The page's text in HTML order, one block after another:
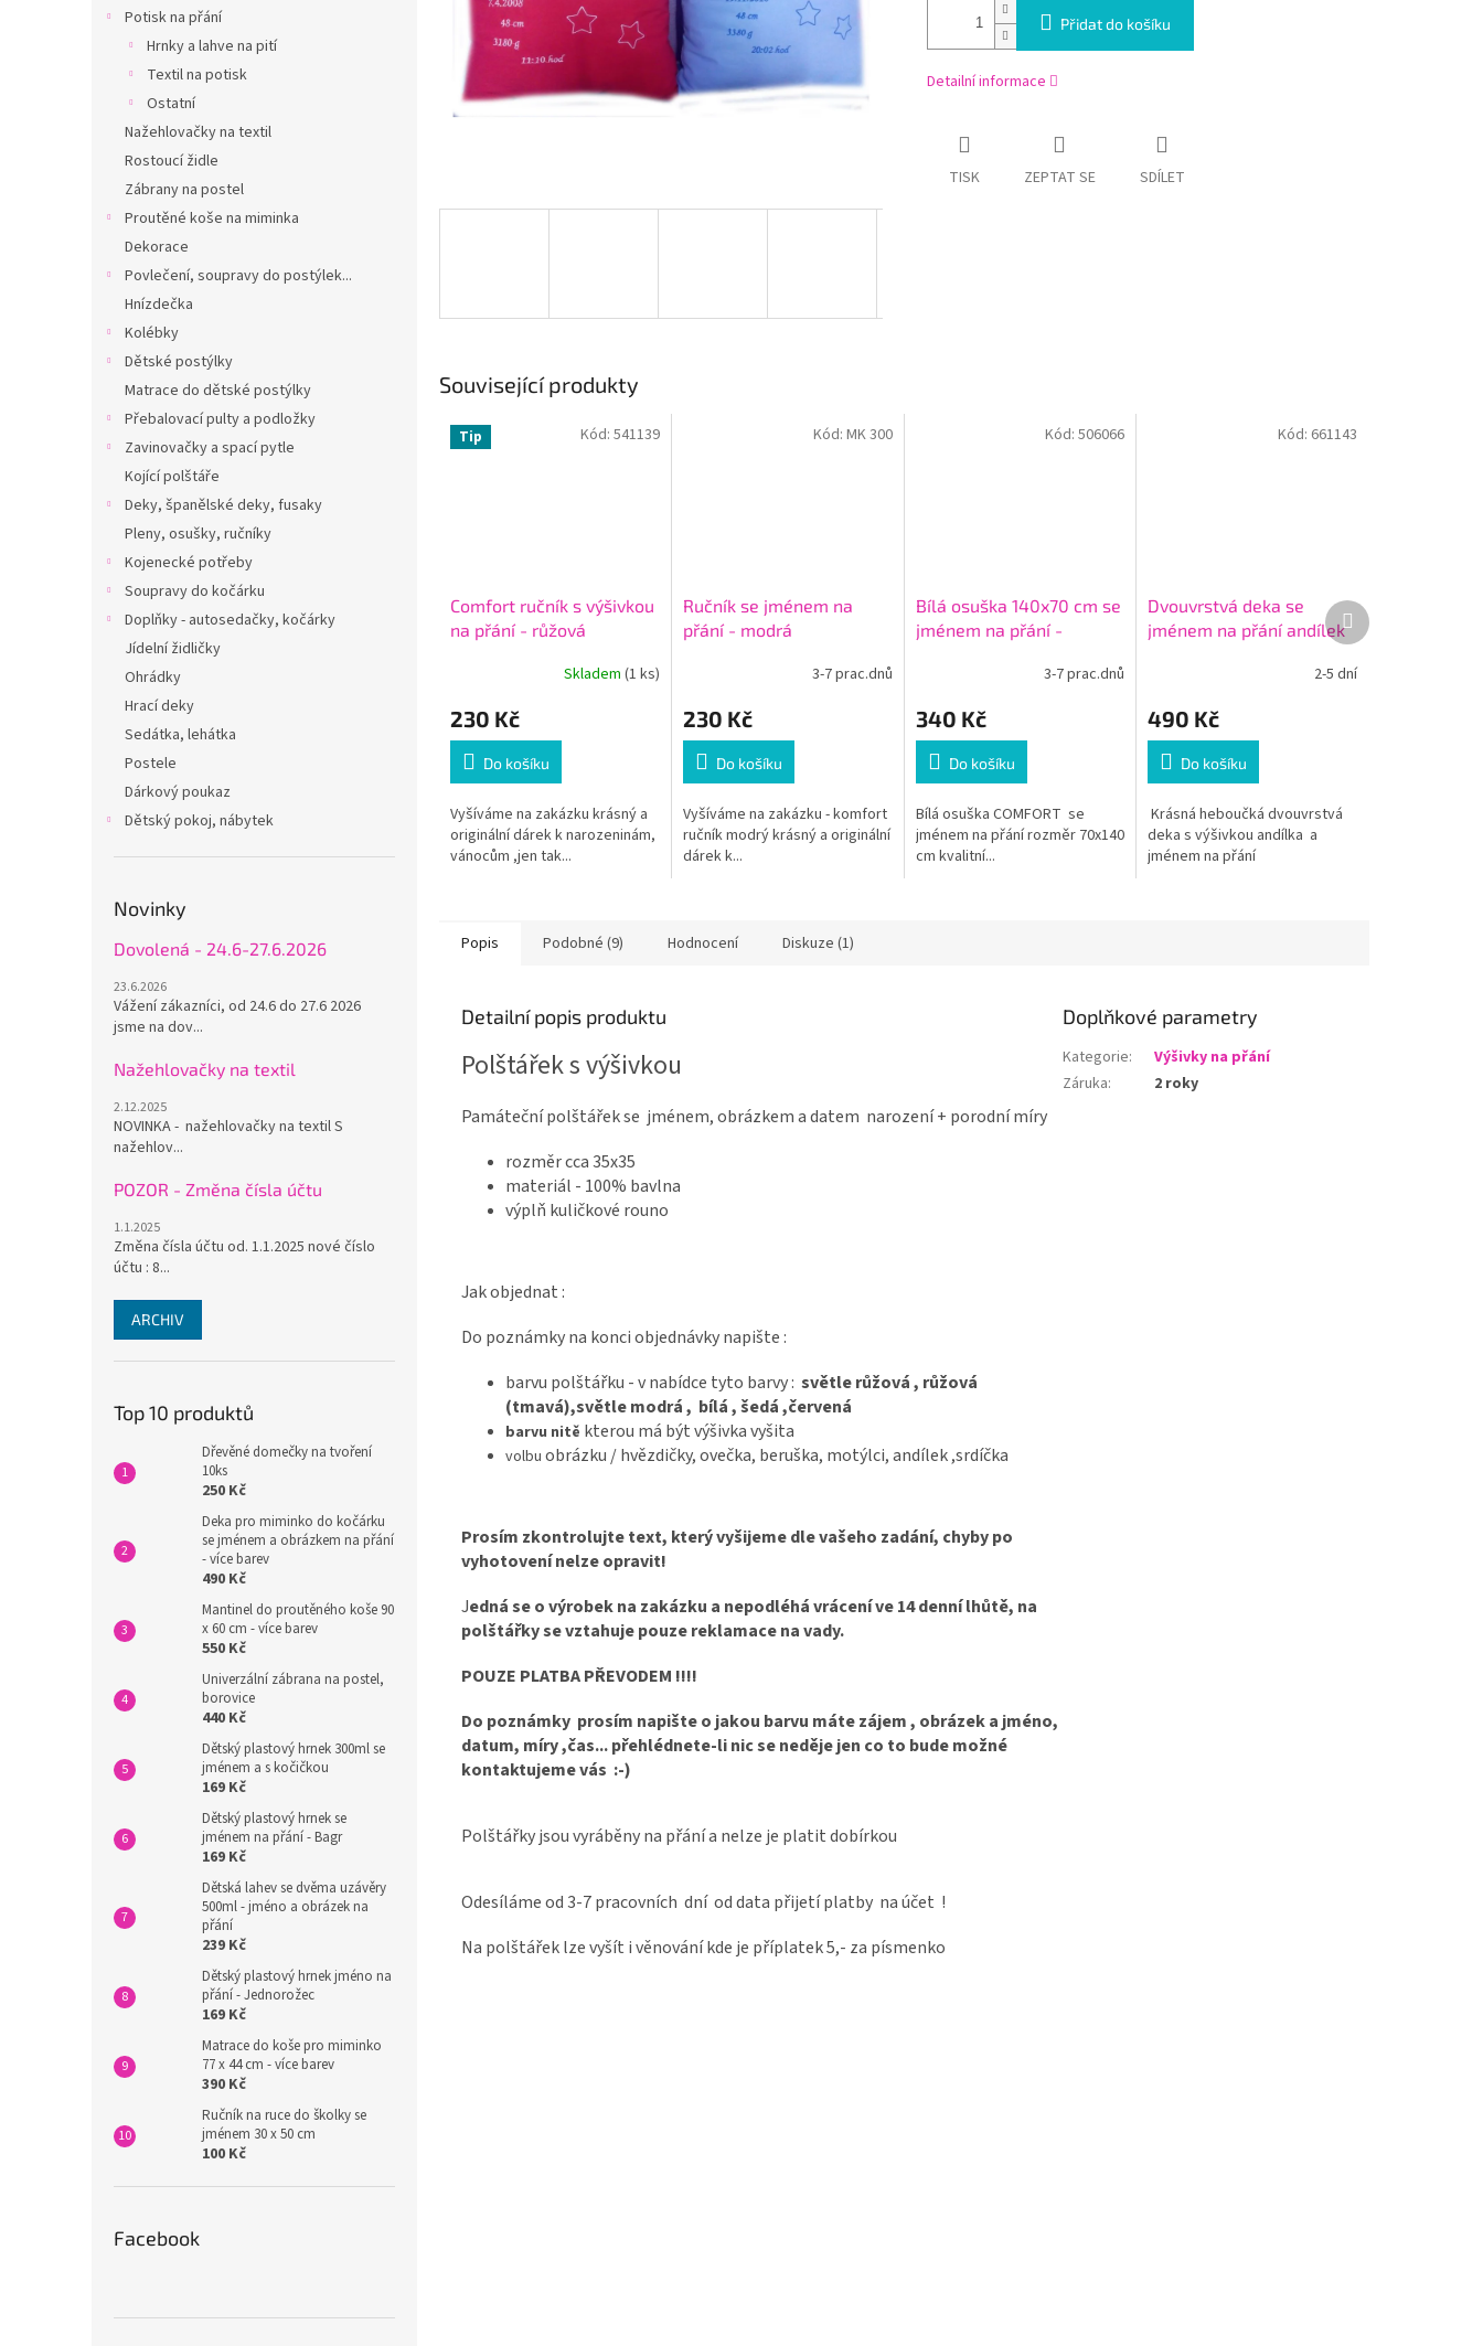
Potisk na přání
Hrnky a lahve na pití
Textil na potisk
Ostatní
Nažehlovačky na textil
Rostoucí židle
Zábrany na postel
Proutěné koše na miminka
Dekorace
Povlečení, soupravy do postýlek...
Hnízdečka
Kolébky
Dětské postýlky
Matrace do dětské postýlky
Přebalovací pulty a podložky
Zavinovačky a spací pytle
Kojící polštáře
Deky, španělské deky, fusaky
Pleny, osušky, ručníky
Kojenecké potřeby
Soupravy do kočárku
Doplňky - autosedačky, kočárky
Jídelní židličky
Ohrádky
Hrací deky
Sedátka, lehátka
Postele
Dárkový poukaz
Dětský pokoj, nábytek
Novinky
Dovolená - 24.6-27.6.2026
23.6.2026
Vážení zákazníci, od 24.6 do 27.6 2026
jsme na dov...
Nažehlovačky na textil
2.12.2025
NOVINKA - nažehlovačky na textil S
nažehlov...
POZOR - Změna čísla účtu
1.1.2025
Změna čísla účtu od. 1.1.2025 nové číslo
účtu : 8...
ARCHIV
Top 10 produktů
Dřevěné domečky na tvoření
10ks
250 Kč
Deka pro miminko do kočárku
se jménem a obrázkem na přání
- více barev
490 Kč
Mantinel do proutěného koše 90
x 60 cm - více barev
550 Kč
Univerzální zábrana na postel,
borovice
440 Kč
Dětský plastový hrnek 300ml se
jménem a s kočičkou
169 Kč
Dětský plastový hrnek se
jménem na přání - Bagr
169 Kč
Dětská lahev se dvěma uzávěry
500ml - jméno a obrázek na
přání
239 Kč
Dětský plastový hrnek jméno na
přání - Jednorožec
169 Kč
Matrace do koše pro miminko
77 x 44 cm - více barev
390 Kč
Ručník na ruce do školky se
jménem 30 x 50 cm
100 Kč
Facebook
Přidat do košíku
Detailní informace
TISK ZEPTAT SE SDÍLET
Související produkty
Tip
Comfort ručník s výšivkou
na přání - růžová
Skladem (1 ks)
230 Kč
Do košíku
Vyšíváme na zakázku krásný a
originální dárek k narozeninám,
vánocům ,jen tak...
Kód: 541139
Ručník se jménem na
přání - modrá
3-7 prac.dnů
230 Kč
Do košíku
Vyšíváme na zakázku - komfort
ručník modrý krásný a originální
dárek k...
Kód: MK 300
Bílá osuška 140x70 cm se
jménem na přání -
3-7 prac.dnů
340 Kč
Do košíku
Bílá osuška COMFORT se
jménem na přání rozměr 70x140
cm kvalitní...
Kód:506066
Dvouvrstvá deka se
jménem na přání andílek
2-5 dní
490 Kč
Do košíku
Krásná heboučká dvouvrstvá
deka s výšivkou andílka a
jménem na přání
Kód: 661143
Další
produkt
Popis Podobné (9) Hodnocení Diskuze (1)
Detailní popis produktu
Polštářek s výšivkou
Památeční polštářek se jménem, obrázkem a datem narození + porodní míry
rozměr cca 35x35
materiál - 100% bavlna
výplň kuličkové rouno
Jak objednat :
Do poznámky na konci objednávky napište :
barvu polštářku - v nabídce tyto barvy : světle růžová , růžová
(tmavá),světle modrá , bílá , šedá ,červená
barvu nitě kterou má být výšivka vyšita
volbu obrázku / hvězdičky, ovečka, beruška, motýlci, andílek ,srdíčka
Prosím zkontrolujte text, který vyšijeme dle vašeho zadání, chyby po
vyhotovení nelze opravit!
Jedná se o výrobek na zakázku a nepodléhá vrácení ve 14 denní lhůtě, na
polštářky se vztahuje pouze reklamace na vady.
POUZE PLATBA PŘEVODEM !!!!
Do poznámky prosím napište o jakou barvu máte zájem , obrázek a jméno,
datum, míry ,čas... přehlédnete-li nic se neděje jen co to bude možné
kontaktujeme vás :-)
Polštářky jsou vyráběny na přání a nelze je platit dobírkou
Odesíláme od 3-7 pracovních dní od data přijetí platby na účet !
Na polštářek lze vyšít i věnování kde je příplatek 5,- za písmenko
Doplňkové parametry
Kategorie:
Výšivky na přání
Záruka: 2 roky